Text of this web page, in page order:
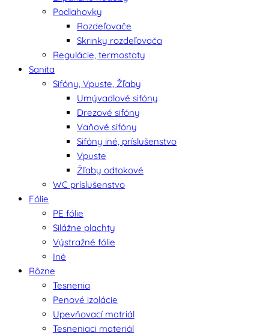
Podlahovky
Rozdeľovače
Skrinky rozdeľovača
Regulácie, termostaty
Sanita
Sifóny, Vpuste, Žľaby
Umývadlové sifóny
Drezové sifóny
Vaňové sifóny
Sifóny iné, príslušenstvo
Vpuste
Žľaby odtokové
WC príslušenstvo
Fólie
PE fólie
Silážne plachty
Výstražné fólie
Iné
Rôzne
Tesnenia
Penové izolácie
Upevňovací matriál
Tesneniaci materiál